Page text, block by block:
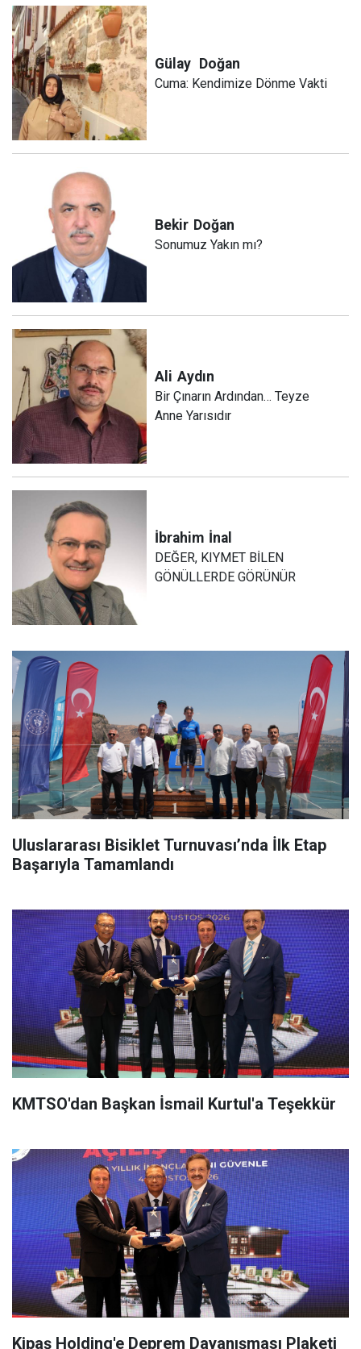
Gülay Doğan
Cuma: Kendimize Dönme Vakti
Bekir Doğan
Sonumuz Yakın mı?
Ali Aydın
Bir Çınarın Ardından… Teyze
Anne Yarısıdır
İbrahim İnal
DEĞER, KIYMET BİLEN
GÖNÜLLERDE GÖRÜNÜR
Uluslararası Bisiklet Turnuvası’nda İlk Etap
Başarıyla Tamamlandı
KMTSO'dan Başkan İsmail Kurtul'a Teşekkür
Kipaş Holding'e Deprem Dayanışması Plaketi